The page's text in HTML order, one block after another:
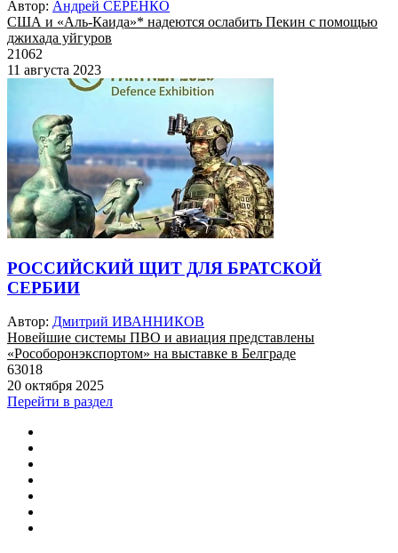
Автор: Андрей СЕРЕНКО
США и «Аль-Каида»* надеются ослабить Пекин с помощью
джихада уйгуров
21062
11 августа 2023
РОССИЙСКИЙ ЩИТ ДЛЯ БРАТСКОЙ
СЕРБИИ
Автор: Дмитрий ИВАННИКОВ
Новейшие системы ПВО и авиация представлены
«Рособоронэкспортом» на выставке в Белграде
63018
20 октября 2025
Перейти в раздел